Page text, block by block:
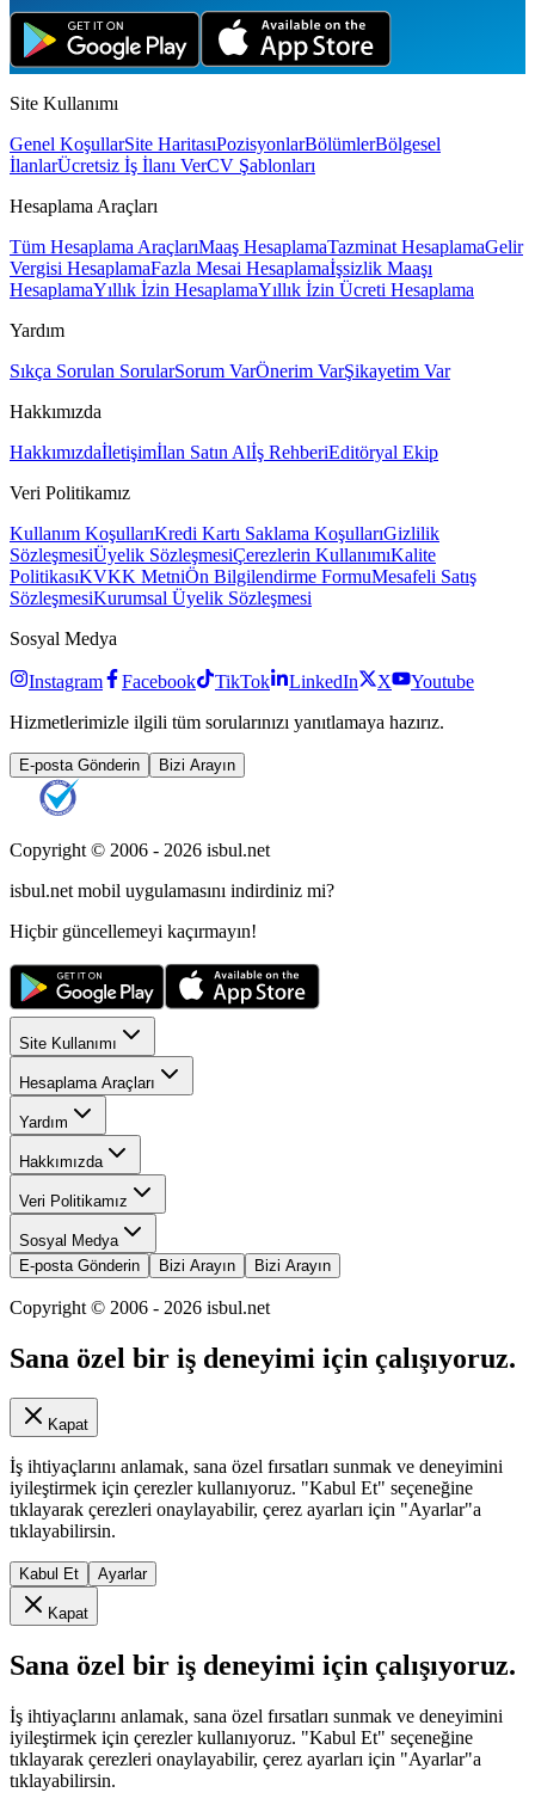
Site Kullanımı
Genel KoşullarSite HaritasıPozisyonlarBölümlerBölgesel
İlanlarÜcretsiz İş İlanı VerCV Şablonları
Hesaplama Araçları
Tüm Hesaplama AraçlarıMaaş HesaplamaTazminat HesaplamaGelir
Vergisi HesaplamaFazla Mesai Hesaplamaİşsizlik Maaşı
HesaplamaYıllık İzin HesaplamaYıllık İzin Ücreti Hesaplama
Yardım
Sıkça Sorulan SorularSorum VarÖnerim VarŞikayetim Var
Hakkımızda
Hakkımızdaİletişimİlan Satın Alİş RehberiEditöryal Ekip
Veri Politikamız
Kullanım KoşullarıKredi Kartı Saklama KoşullarıGizlilik
SözleşmesiÜyelik SözleşmesiÇerezlerin KullanımıKalite
PolitikasıKVKK MetniÖn Bilgilendirme FormuMesafeli Satış
SözleşmesiKurumsal Üyelik Sözleşmesi
Sosyal Medya
Instagram Facebook TikTok LinkedIn X
Youtube
Hizmetlerimizle ilgili tüm sorularınızı yanıtlamaya hazırız.
E-posta Gönderin Bizi Arayın
Copyright © 2006 - 2026 isbul.net
isbul.net mobil uygulamasını indirdiniz mi?
Hiçbir güncellemeyi kaçırmayın!
Site Kullanımı
Hesaplama Araçları
Yardım
Hakkımızda
Veri Politikamız
Sosyal Medya
E-posta Gönderin
Bizi Arayın Bizi Arayın
Copyright © 2006 - 2026 isbul.net
Sana özel bir iş deneyimi için çalışıyoruz.
Kapat
İş ihtiyaçlarını anlamak, sana özel fırsatları sunmak ve deneyimini
iyileştirmek için çerezler kullanıyoruz. "Kabul Et" seçeneğine
tıklayarak çerezleri onaylayabilir, çerez ayarları için "Ayarlar"a
tıklayabilirsin.
Kabul Et Ayarlar
Kapat
Sana özel bir iş deneyimi için çalışıyoruz.
İş ihtiyaçlarını anlamak, sana özel fırsatları sunmak ve deneyimini
iyileştirmek için çerezler kullanıyoruz. "Kabul Et" seçeneğine
tıklayarak çerezleri onaylayabilir, çerez ayarları için "Ayarlar"a
tıklayabilirsin.